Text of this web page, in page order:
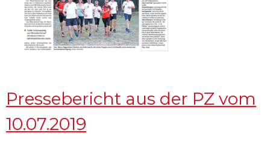
Pressebericht aus der PZ vom
10.07.2019